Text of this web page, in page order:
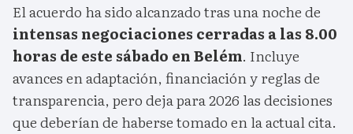
El acuerdo ha sido alcanzado tras una noche de
intensas negociaciones cerradas a las 8.00
horas de este sábado en Belém. Incluye
avances en adaptación, financiación y reglas de
transparencia, pero deja para 2026 las decisiones
que deberían de haberse tomado en la actual cita.